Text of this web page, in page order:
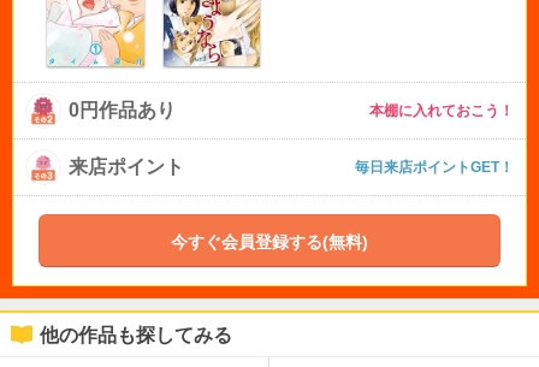
0円作品あり 本棚に入れておこう！
来店ポイント 毎日来店ポイントGET！
今すぐ会員登録する(無料)
他の作品も探してみる